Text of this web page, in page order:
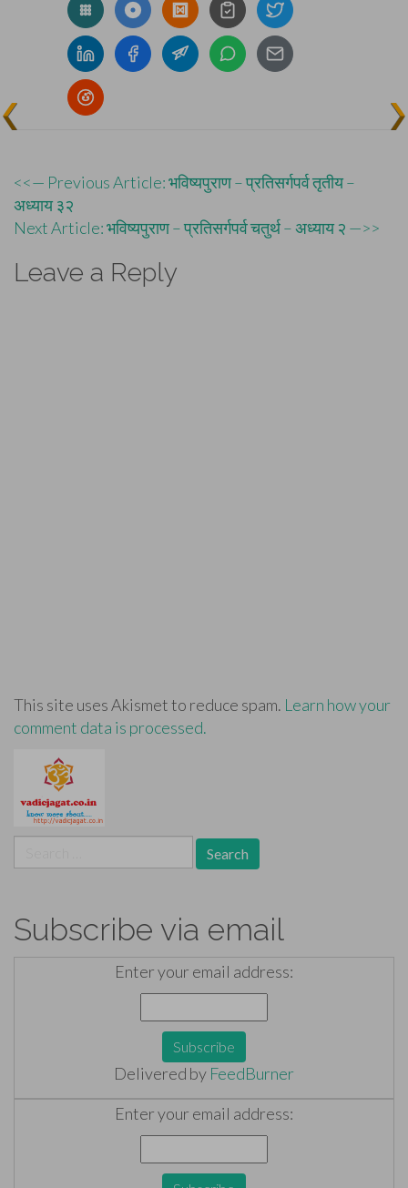
Post
navigation
<<— Previous Article: भविष्यपुराण – प्रतिसर्गपर्व तृतीय –
अध्याय ३२
Next Article: भविष्यपुराण – प्रतिसर्गपर्व चतुर्थ – अध्याय २ —>>
Leave a Reply
This site uses Akismet to reduce spam. Learn how your
comment data is processed.
for:
Subscribe via email
Enter your email address:
Delivered by FeedBurner
Enter your email address: